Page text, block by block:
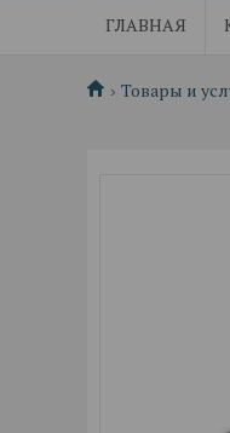
ГЛАВНАЯ
Товары и